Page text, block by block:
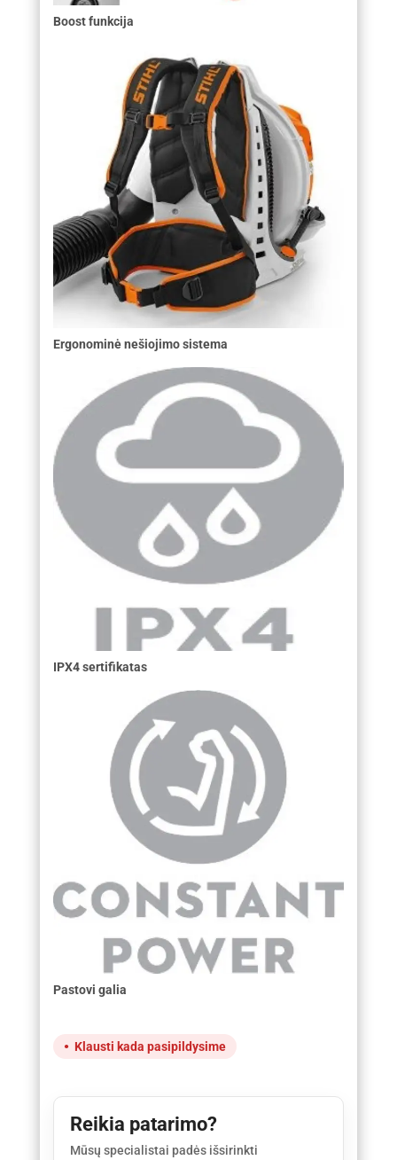
Boost funkcija
Ergonominė nešiojimo sistema
IPX4 sertifikatas
Pastovi galia
Klausti kada pasipildysime
Reikia patarimo?
Mūsų specialistai padės išsirinkti